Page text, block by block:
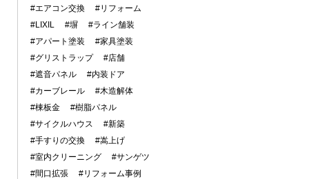
#エアコン交換
#リフォーム
#LIXIL
#塀
#ライン舗装
#アパート塗装
#家具塗装
#グリストラップ
#店舗
#遮音パネル
#内装ドア
#カーブレール
#木造解体
#棟板金
#樹脂パネル
#サイクルハウス
#新築
#手すりの交換
#嵩上げ
#室内クリーニング
#サンゲツ
#間口拡張
#リフォーム事例